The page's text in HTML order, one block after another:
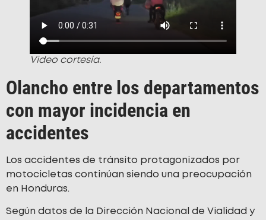
Video cortesía.
Olancho entre los departamentos
con mayor incidencia en
accidentes
Los accidentes de tránsito protagonizados por
motocicletas continúan siendo una preocupación
en Honduras.
Según datos de la Dirección Nacional de Vialidad y